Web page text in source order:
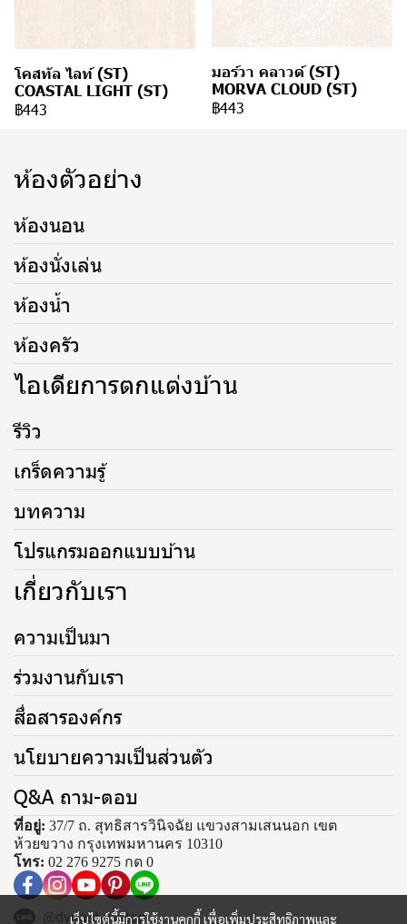
โคสทัล ไลท์ (ST)
COASTAL LIGHT (ST)
฿443
มอร์วา คลาวด์ (ST)
MORVA CLOUD (ST)
฿443
เว็บไซต์นี้มีการใช้งานคุกกี้ เพื่อเพิ่มประสิทธิภาพและ
ห้องตัวอย่าง
ห้องนอน
ห้องนั่งเล่น
ห้องน้ำ
ห้องครัว
ไอเดียการตกแต่งบ้าน
รีวิว
เกร็ดความรู้
บทความ
โปรแกรมออกแบบบ้าน
เกี่ยวกับเรา
ความเป็นมา
ร่วมงานกับเรา
สื่อสารองค์กร
นโยบายความเป็นส่วนตัว
Q&A ถาม-ตอบ
ที่อยู่: 37/7 ถ. สุทธิสารวินิจฉัย แขวงสามเสนนอก เขต
ห้วยขวาง กรุงเทพมหานคร 10310
โทร: 02 276 9275 กด 0
@dynastytiletop